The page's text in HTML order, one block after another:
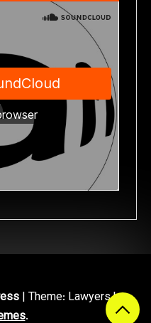
| Theme: Lawyers by
.